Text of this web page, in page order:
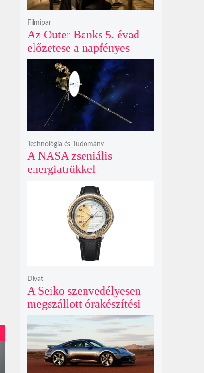
Az Outer Banks 5. évad
előzetese a napfényes
kalandok helyett
kíméletlen
bosszúhadjáratot ígér
Filmipar
A NASA zseniális
energiatrükkel
éves Voyager-2 csillagközi
küldetését
Technológia és Tudomány
A Seiko szenvedélyesen
megszállott órakészítési
kiállítása végre Londonba
érkezik idén nyáron
Divat